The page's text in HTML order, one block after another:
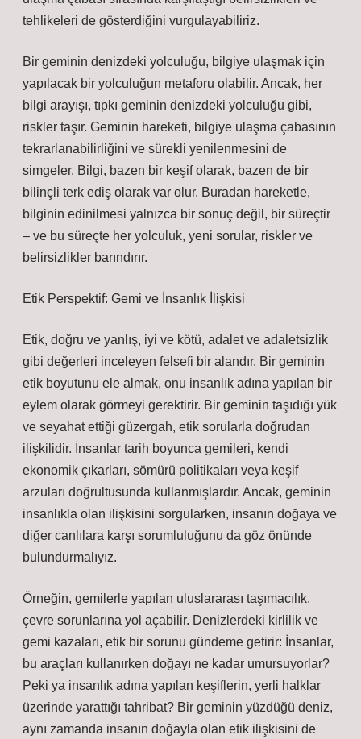
tehlikeleri de gösterdiğini vurgulayabiliriz.
Bir geminin denizdeki yolculuğu, bilgiye ulaşmak için
yapılacak bir yolculuğun metaforu olabilir. Ancak, her
bilgi arayışı, tıpkı geminin denizdeki yolculuğu gibi,
riskler taşır. Geminin hareketi, bilgiye ulaşma çabasının
tekrarlanabilirliğini ve sürekli yenilenmesini de
simgeler. Bilgi, bazen bir keşif olarak, bazen de bir
bilinçli terk ediş olarak var olur. Buradan hareketle,
bilginin edinilmesi yalnızca bir sonuç değil, bir süreçtir
– ve bu süreçte her yolculuk, yeni sorular, riskler ve
belirsizlikler barındırır.
Etik Perspektif: Gemi ve İnsanlık İlişkisi
Etik, doğru ve yanlış, iyi ve kötü, adalet ve adaletsizlik
gibi değerleri inceleyen felsefi bir alandır. Bir geminin
etik boyutunu ele almak, onu insanlık adına yapılan bir
eylem olarak görmeyi gerektirir. Bir geminin taşıdığı yük
ve seyahat ettiği güzergah, etik sorularla doğrudan
ilişkilidir. İnsanlar tarih boyunca gemileri, kendi
ekonomik çıkarları, sömürü politikaları veya keşif
arzuları doğrultusunda kullanmışlardır. Ancak, geminin
insanlıkla olan ilişkisini sorgularken, insanın doğaya ve
diğer canlılara karşı sorumluluğunu da göz önünde
bulundurmalıyız.
Örneğin, gemilerle yapılan uluslararası taşımacılık,
çevre sorunlarına yol açabilir. Denizlerdeki kirlilik ve
gemi kazaları, etik bir sorunu gündeme getirir: İnsanlar,
bu araçları kullanırken doğayı ne kadar umursuyorlar?
Peki ya insanlık adına yapılan keşiflerin, yerli halklar
üzerinde yarattığı tahribat? Bir geminin yüzdüğü deniz,
aynı zamanda insanın doğayla olan etik ilişkisini de